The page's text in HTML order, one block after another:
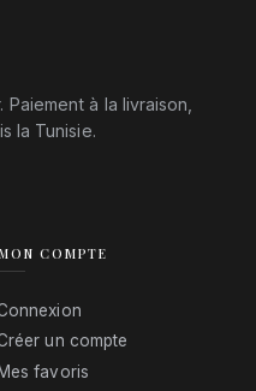
à la livraison,
la Tunisie.
COMPTE
un compte
Mes favoris